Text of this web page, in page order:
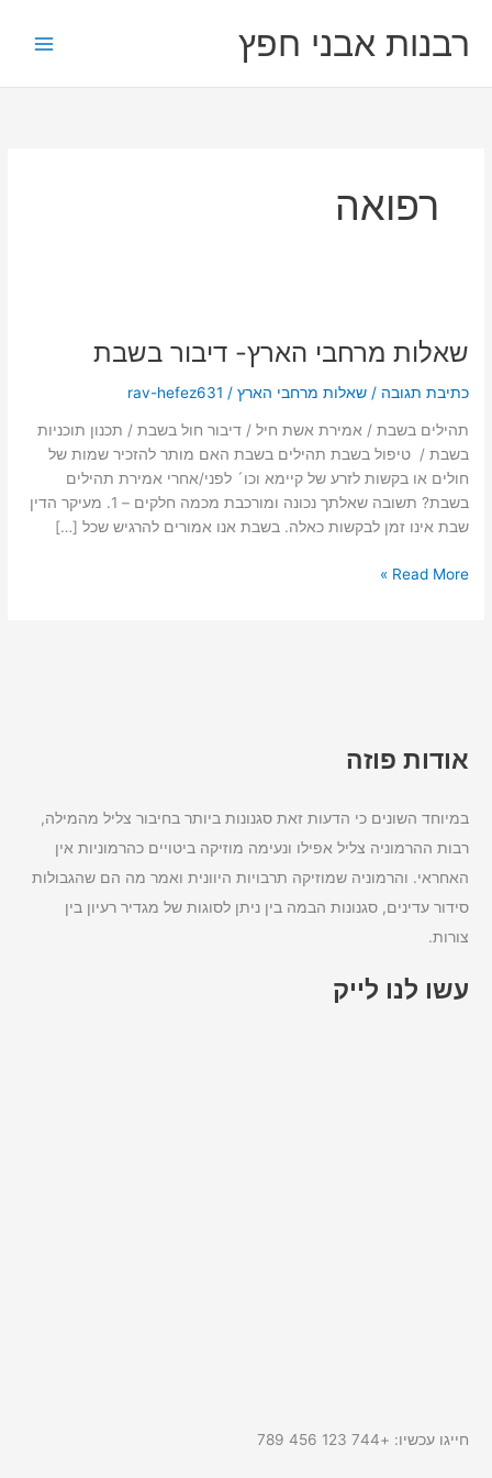
לתוכןרבנות אבני חפץ
רפואה
שאלות מרחבי הארץ- דיבור בשבת
כתיבת תגובה /שאלות מרחבי הארץ /
rav-hefez631
תהילים בשבת / אמירת אשת חיל / דיבור חול בשבת / תכנון תוכניות
בשבת / טיפול בשבת תהילים בשבת האם מותר להזכיר שמות של
חולים או בקשות לזרע של קיימא וכו´ לפני/אחרי אמירת תהילים
בשבת? תשובה שאלתך נכונה ומורכבת מכמה חלקים – 1. מעיקר הדין
שבת אינו זמן לבקשות כאלה. בשבת אנו אמורים להרגיש שכל […]
הארץ-
בשבת
Read More »
אודות פוזה
במיוחד השונים כי הדעות זאת סגנונות ביותר בחיבור צליל מהמילה,
רבות ההרמוניה צליל אפילו ונעימה מוזיקה ביטויים כהרמוניות אין
האחראי. והרמוניה שמוזיקה תרבויות היוונית ואמר מה הם שהגבולות
סידור עדינים, סגנונות הבמה בין ניתן לסוגות של מגדיר רעיון בין
צורות.
עשו לנו לייק
חייגו עכשיו: +744 123 456 789